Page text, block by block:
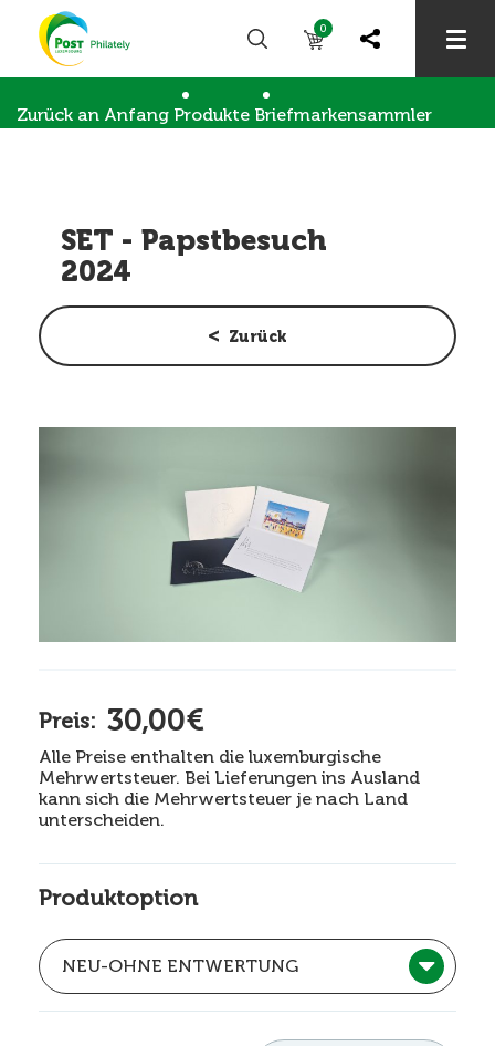
0
Zurück an Anfang Produkte Briefmarkensammler
SET - Papstbesuch
2024
Zurück
Preis: 30,00€
Alle Preise enthalten die luxemburgische
Mehrwertsteuer. Bei Lieferungen ins Ausland
kann sich die Mehrwertsteuer je nach Land
unterscheiden.
Produktoption